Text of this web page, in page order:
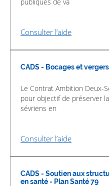
Consulter l’aide
CADS - Bocages et vergers
Le Contrat Ambition Deux-
pour objectif de préserver
sévriens en
Consulter l’aide
CADS - Soutien aux
en santé - Plan Santé 79